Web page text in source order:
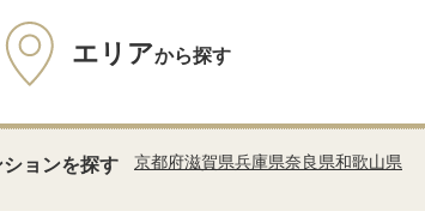
エリアから探す
ョンを探す 京都府滋賀県兵庫県奈良県和歌山県